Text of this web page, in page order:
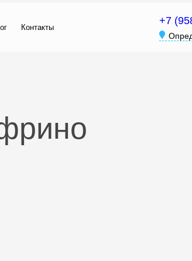
Контакты
+7